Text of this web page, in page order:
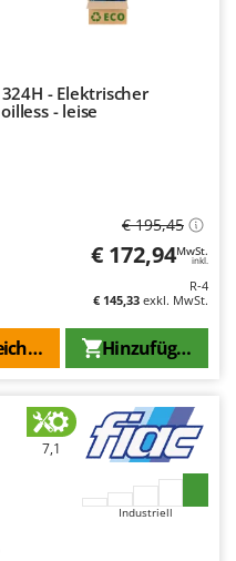
- Elektrischer
- leise
€ 195,45
€ 172,94MwSt.
inkl.
R-4
€ 145,33 exkl. MwSt.
Hinzufügen
Sie
7,1
Industriell